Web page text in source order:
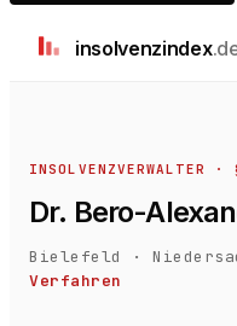
insolvenzindex
INSOLVENZVERWALTER
Dr. Bero-
Bielefeld ·
Verfahren